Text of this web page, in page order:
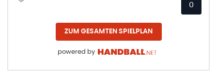
0
ZUM GESAMTEN SPIELPLAN
powered by